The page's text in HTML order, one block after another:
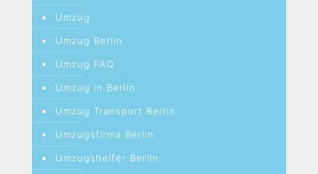
Umzug
Umzug Berlin
Umzug FAQ
Umzug in Berlin
Umzug Transport Berlin
Umzugsfirma Berlin
Umzugshelfer Berlin